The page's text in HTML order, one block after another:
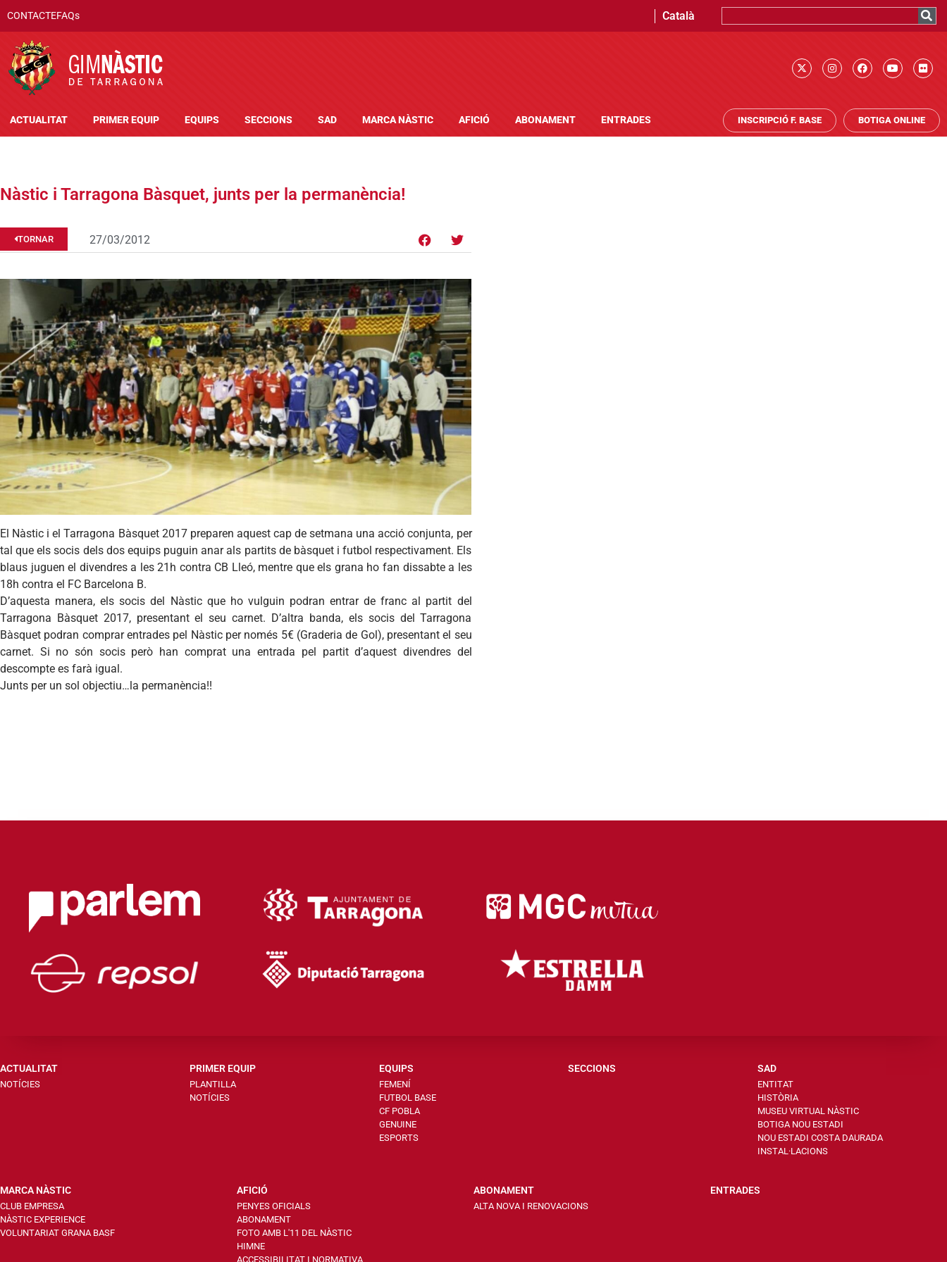
CONTACTEFAQs Català
ACTUALITAT PRIMER EQUIP EQUIPS SECCIONS SAD MARCA NÀSTIC AFICIÓ ABONAMENT ENTRADES INSCRIPCIÓ F. BASE BOTIGA ONLINE
Nàstic i Tarragona Bàsquet, junts per la permanència!
TORNAR 27/03/2012
El Nàstic i el Tarragona Bàsquet2017 preparen aquestcap desetmana una acció conjunta, per
tal que elssocis delsdos equips puguin anar als partitsde bàsquetifutbol respectivament. Els
blaus juguen el divendresa les21h contra CB Lleó, mentre queels grana ho fan dissabtea les
18h contra el FC Barcelona B.
D’aquesta manera, elssocis del Nàstic queho vulguin podran entrarde franc al partit del
Tarragona Bàsquet2017, presentantelseu carnet. D’altra banda, els socisdel Tarragona
Bàsquet podran comprar entrades pel Nàsticper només 5€ (Graderia de Gol), presentantel seu
carnet. Si nosón socis però han comprat una entrada pel partit d’aquest divendresdel
descompte es farà igual.
Junts per un sol objectiu…la permanència!!
ACTUALITAT
NOTÍCIES
PRIMER EQUIP
PLANTILLA
NOTÍCIES
EQUIPS
FEMENÍ
FUTBOL BASE
CF POBLA
GENUINE
ESPORTS
SECCIONS SAD
ENTITAT
HISTÒRIA
MUSEU VIRTUAL NÀSTIC
BOTIGA NOU ESTADI
NOU ESTADI COSTA DAURADA
INSTAL·LACIONS
MARCA NÀSTIC
CLUB EMPRESA
NÀSTIC EXPERIENCE
VOLUNTARIAT GRANA BASF
AFICIÓ
PENYES OFICIALS
ABONAMENT
FOTO AMB L'11 DEL NÀSTIC
HIMNE
ACCESSIBILITAT I NORMATIVA
ABONAMENT
ALTA NOVA I RENOVACIONS
ENTRADES